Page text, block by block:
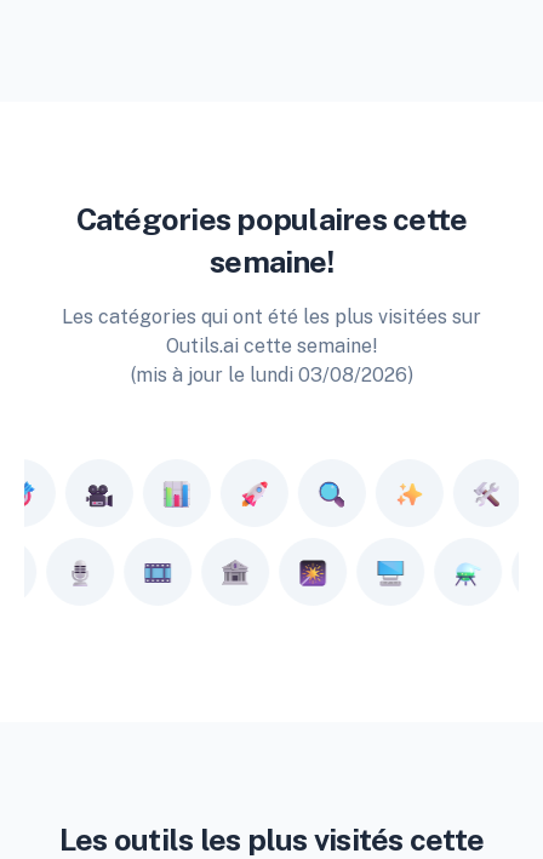
Catégories populaires cette
semaine!
Les catégories qui ont été les plus visitées sur
Outils.ai cette semaine!
(mis à jour le lundi 03/08/2026)
Les outils les plus visités cette